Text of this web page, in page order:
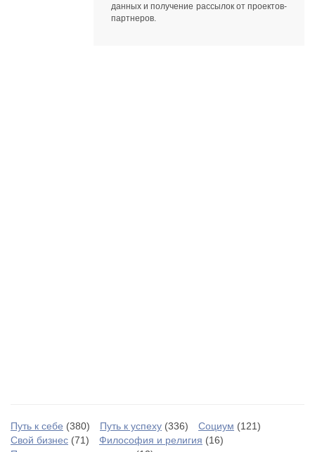
данных и получение рассылок от проектов-
партнеров.
Путь к себе (380) Путь к успеху (336) Социум (121)
Свой бизнес (71) Философия и религия (16)